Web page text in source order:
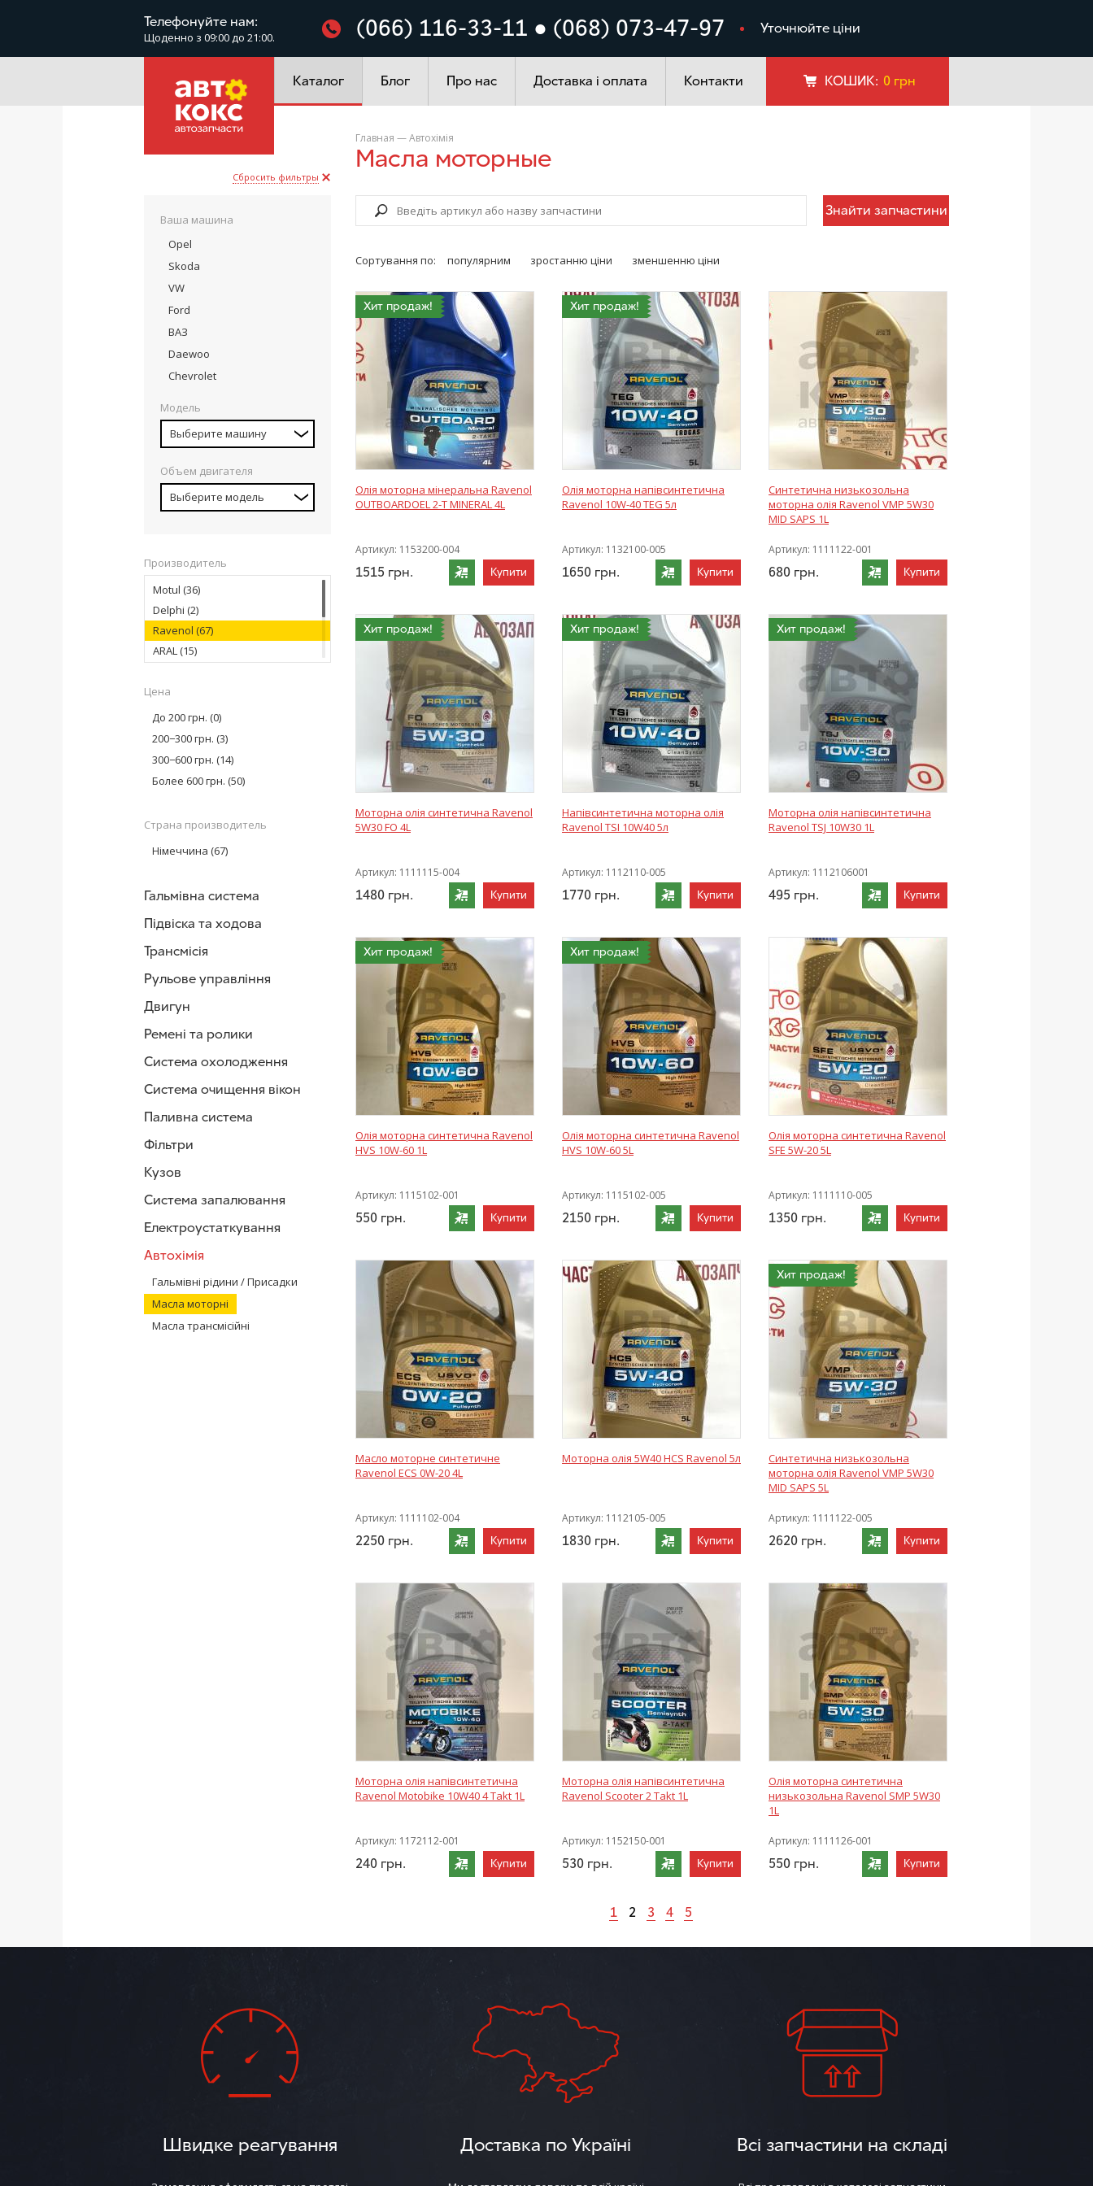
Телефонуйте нам:
Щоденно з 09:00 до 21:00. (066) 116-33-11 ● (068) 073-47-97 Уточнюйте ціни
Каталог
Електроустаткування Автохімія
Блог Про нас Доставка і оплата Контакти КОШИК: 0грн
Сбросить фильтры
Ваша машина
Opel
Skoda
VW
Ford
ВАЗ
Daewoo
Chevrolet
Модель
Выберите машину
Объем двигателя
Выберите модель
Производитель
Motul (36)
Delphi (2)
Ravenol (67)
ARAL(15)
KROON OIL
LIQUI MOLY (22)
Castrol(26)
Цена
До 200 грн. (0)
200−300 грн. (3)
300−600 грн. (14)
Более 600 грн. (50)
Страна производитель
Німеччина (67)
Гальмівна система
Підвіска та ходова
Трансмісія
Рульове управління
Двигун
Ремені та ролики
Система охолодження
Система очищення вікон
Паливна система
Фільтри
Кузов
Система запалювання
Електроустаткування
Автохімія
Гальмівні рідини / Присадки
Масла моторні
Масла трансмісійні
Главная —Автохімія
Масла моторные
Знайти запчастини
Сортування по: популярним зростанню ціни зменшенню ціни
Хит продаж!
Олія моторна мінеральна Ravenol
OUTBOARDOEL 2-T MINERAL 4L
Артикул: 1153200-004
1515 грн. Купити
Хит продаж!
Олія моторна напівсинтетична
Ravenol 10W-40 TEG 5л
Артикул: 1132100-005
1650 грн. Купити
Синтетична низькозольна
моторна олія Ravenol VMP 5W30
MID SAPS 1L
Артикул: 1111122-001
680 грн. Купити
Хит продаж!
Моторна олія синтетична Ravenol
5W30 FO 4L
Артикул: 1111115-004
1480 грн. Купити
Хит продаж!
Напівсинтетична моторна олія
Ravenol TSI 10W40 5л
Артикул: 1112110-005
1770 грн. Купити
Хит продаж!
Моторна олія напівсинтетична
Ravenol TSJ 10W30 1L
Артикул: 1112106001
495 грн. Купити
Хит продаж!
Олія моторна синтетична Ravenol
HVS 10W-60 1L
Артикул: 1115102-001
550 грн. Купити
Хит продаж!
Олія моторна синтетична Ravenol
HVS 10W-60 5L
Артикул: 1115102-005
2150 грн. Купити
Олія моторна синтетична Ravenol
SFE 5W-20 5L
Артикул: 1111110-005
1350 грн. Купити
Масло моторне синтетичне
Ravenol ECS 0W-20 4L
Артикул: 1111102-004
2250 грн. Купити
Моторна олія 5W40 HCS Ravenol 5л
Артикул: 1112105-005
1830 грн. Купити
Хит продаж!
Синтетична низькозольна
моторна олія Ravenol VMP 5W30
MID SAPS 5L
Артикул: 1111122-005
2620 грн. Купити
Моторна олія напівсинтетична
Ravenol Motobike 10W40 4 Takt 1L
Артикул: 1172112-001
240 грн. Купити
Моторна олія напівсинтетична
Ravenol Scooter 2 Takt 1L
Артикул: 1152150-001
530 грн. Купити
Олія моторна синтетична
низькозольна Ravenol SMP 5W30
1L
Артикул: 1111126-001
550 грн. Купити
1 2 3 4 5
Швидке реагування Доставка по Україні Всі запчастини на складі